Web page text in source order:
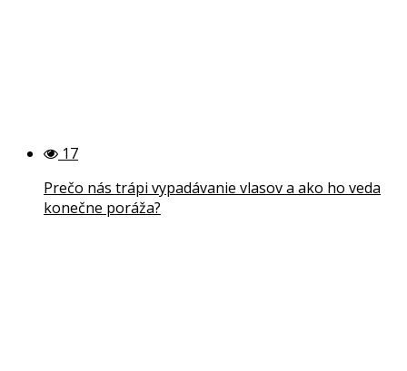
17
Prečo nás trápi vypadávanie vlasov a ako ho veda
konečne poráža?